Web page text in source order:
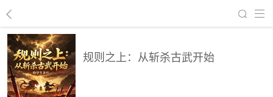
规则之上：从斩杀古武开始